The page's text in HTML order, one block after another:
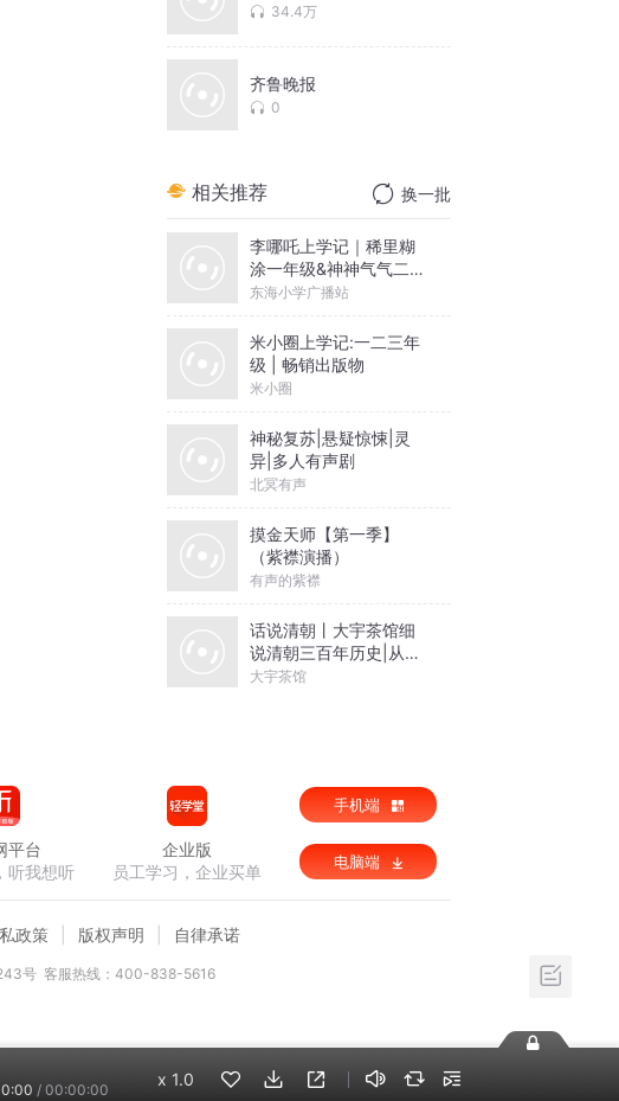
34.4万
齐鲁晚报
0
相关推荐 换一批
李哪吒上学记｜稀里糊
涂一年级&神神气气二年
级
东海小学广播站
米小圈上学记:一二三年
级 | 畅销出版物
米小圈
神秘复苏|悬疑惊悚|灵
异|多人有声剧
北冥有声
摸金天师【第一季】
（紫襟演播）
有声的紫襟
话说清朝丨大宇茶馆细
说清朝三百年历史|从努
尔哈赤到末代皇帝溥仪|
大宇茶馆
/ 00:00:00
x 1.0
平台
听我想听
企业版
员工学习，企业买单
手机端
电脑端
政策 版权声明 自律承诺
号 客服热线：400-838-5616